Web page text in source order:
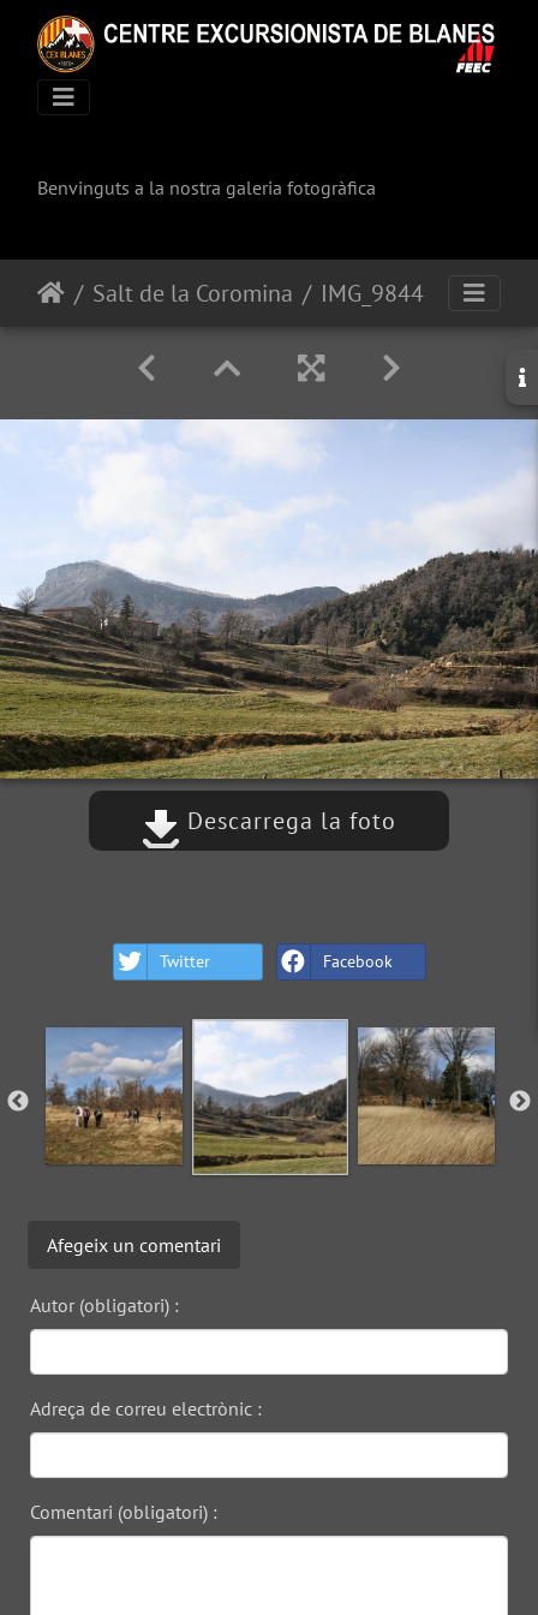
Benvinguts a la nostra galeria fotogràfica
Salt de la Coromina IMG_9844
Descarrega la foto
Twitter Facebook
Afegeix un comentari
Autor (obligatori) :
Adreça de correu electrònic :
Comentari (obligatori) :